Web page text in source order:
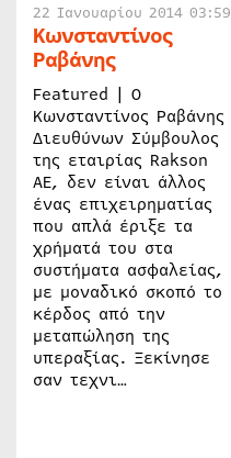
22 Ιανουαρίου 2014 03:59
Κωνσταντίνος
Ραβάνης
Featured | Ο
Κωνσταντίνος Ραβάνης
Διευθύνων Σύμβουλος
της εταιρίας Rakson
AE, δεν είναι άλλος
ένας επιχειρηματίας
που απλά έριξε τα
χρήματά του στα
συστήματα ασφαλείας,
με μοναδικό σκοπό το
κέρδος από την
μεταπώληση της
υπεραξίας. Ξεκίνησε
σαν τεχνι…